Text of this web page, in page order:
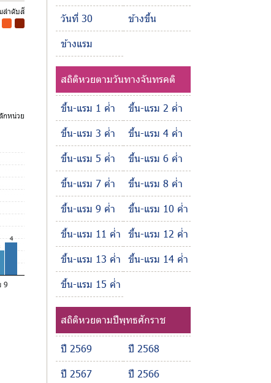
ลำดับสี
กหน่วย
4
9
วันที่ 30
ข้างขึ้น
ข้างแรม
สถิติหวยตามวันทางจันทรคติ
ขึ้น-แรม 1 ค่ำ
ขึ้น-แรม 2 ค่ำ
ขึ้น-แรม 3 ค่ำ
ขึ้น-แรม 4 ค่ำ
ขึ้น-แรม 5 ค่ำ
ขึ้น-แรม 6 ค่ำ
ขึ้น-แรม 7 ค่ำ
ขึ้น-แรม 8 ค่ำ
ขึ้น-แรม 9 ค่ำ
ขึ้น-แรม 10 ค่ำ
ขึ้น-แรม 11 ค่ำ
ขึ้น-แรม 12 ค่ำ
ขึ้น-แรม 13 ค่ำ
ขึ้น-แรม 14 ค่ำ
ขึ้น-แรม 15 ค่ำ
สถิติหวยตามปีพุทธศักราช
ปี 2569
ปี 2568
ปี 2567
ปี 2566